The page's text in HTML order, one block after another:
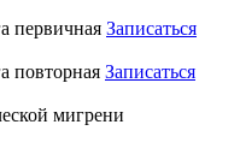
первичная Записаться
повторная Записаться
мигрени